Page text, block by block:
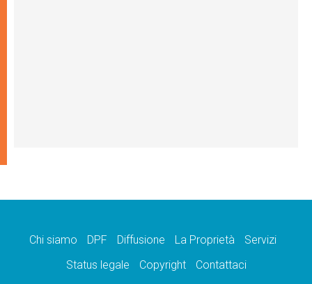
Chi siamo DPF Diffusione La Proprietà
Servizi
Status legale
Copyright Contattaci